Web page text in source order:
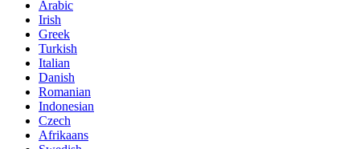
Arabic
Irish
Greek
Turkish
Italian
Danish
Romanian
Indonesian
Czech
Afrikaans